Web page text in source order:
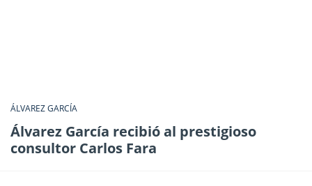
ÁLVAREZ GARCÍA
Álvarez García recibió al prestigioso
consultor Carlos Fara